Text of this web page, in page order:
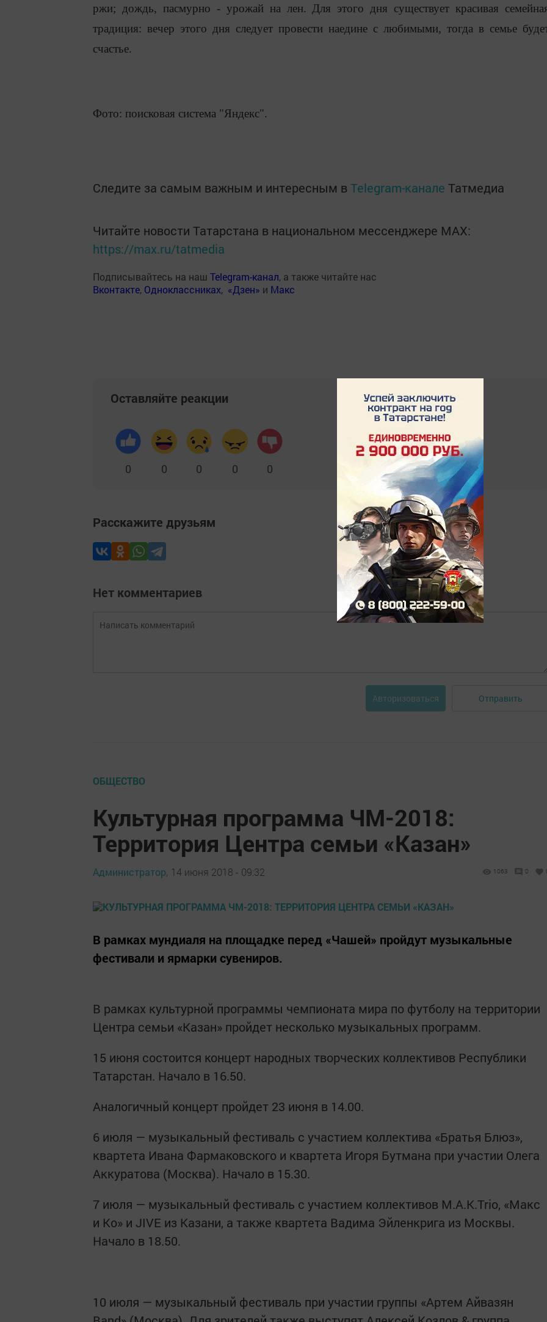
ржи; дождь, пасмурно - урожай на лен. Для этого дня существует красивая
традиция: вечер этого дня следует провести наедине с любимыми, тогда в семье
счастье.
Фото: поисковая система "Яндекс".
Следите за самым важным и интересным в Telegram-канале Татмедиа
Читайте новости Татарстана в национальном мессенджере MАХ:
https://max.ru/tatmedia
Подписывайтесь на наш Telegram-канал, а также читайте нас
Вконтакте, Одноклассниках, «Дзен» и Макс
Оставляйте реакции
0 0 0 0 0
Расскажите друзьям
Нет комментариев
Авторизоваться Отправить
ОБЩЕСТВО
Культурная программа ЧМ-2018:
Территория Центра семьи «Казан»
Администратор, 14 июня 2018 - 09:32 1063 0
В рамках мундиаля на площадке перед «Чашей» пройдут музыкальные
фестивали и ярмарки сувениров.
В рамках культурной программы чемпионата мира по футболу на территории
Центра семьи «Казан» пройдет несколько музыкальных программ.
15 июня состоится концерт народных творческих коллективов Республики
Татарстан. Начало в 16.50.
Аналогичный концерт пройдет 23 июня в 14.00.
6 июля — музыкальный фестиваль с участием коллектива «Братья Блюз»,
квартета Ивана Фармаковского и квартета Игоря Бутмана при участии Олега
Аккуратова (Москва). Начало в 15.30.
7 июля — музыкальный фестиваль с участием коллективов M.A.K.Trio, «Макс
и Ко» и JIVE из Казани, а также квартета Вадима Эйленкрига из Москвы.
Начало в 18.50.
10 июля — музыкальный фестиваль при участии группы «Артем Айвазян